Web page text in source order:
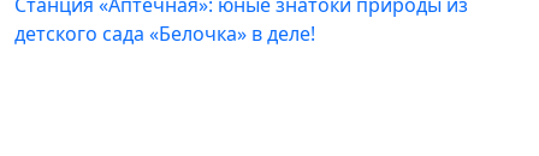
детского сада «Белочка» в деле!